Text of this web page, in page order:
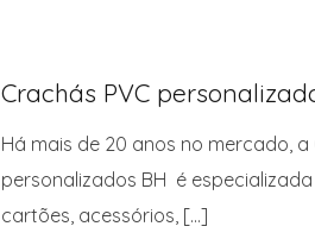
Crachás PVC
Há mais de 20 anos no mercado,
personalizados BH é
cartões, acessórios,[…]